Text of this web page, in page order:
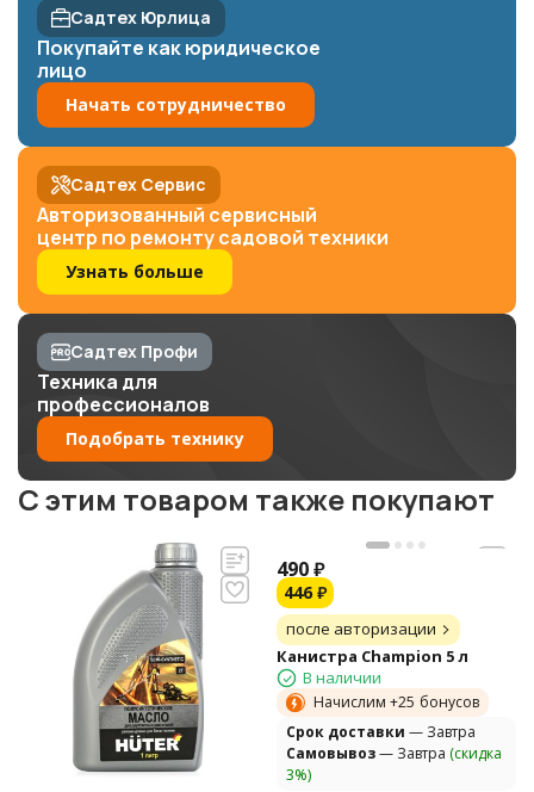
Садтех Юрлица
Покупайте как юридическое
лицо
Начать сотрудничество
Садтех Сервис
Авторизованный сервисный
центр по ремонту садовой техники
Узнать больше
Садтех Профи
Техника для
профессионалов
Подобрать технику
C этим товаром также покупают
490 ₽
446 ₽
после авторизации
Канистра Champion 5 л
В наличии
Начислим +25 бонусов
Cрок доставки — Завтра
Самовывоз— Завтра (скидка
3%)